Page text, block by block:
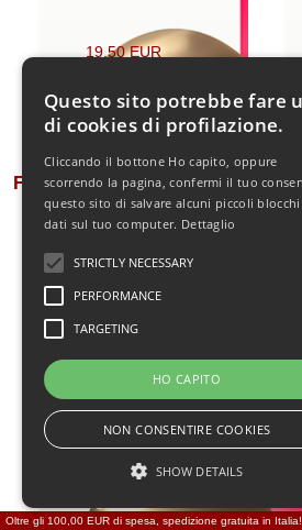
19,50 EUR
(Prezzo base: 130,00 EUR/100 ml )
HOT Donne Twilight
Feromone Spray naturale
15ml
19,50 EUR
(Prezzo base: 130,00 EUR/100 ml)
Oltre gli 100,00 EUR di spesa, spedizione gratuita in Italia!
Questo sito potrebbe fare
di cookies di profilazione.
Cliccando il bottone Ho capito, oppure
scorrendo la pagina, confermi il tuo
questo sito di salvare alcuni piccoli
dati sul tuo computer. Dettaglio
STRICTLY NECESSARY
PERFORMANCE
TARGETING
HO CAPITO
NON CONSENTIRE COOKIES
SHOW DETAILS